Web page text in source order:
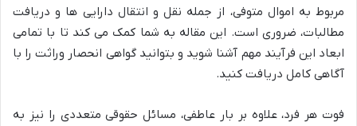
مربوط به اموال متوفی، از جمله نقل و انتقال دارایی ها و دریافت
مطالبات، ضروری است. این مقاله به شما کمک می کند تا با تمامی
ابعاد این فرآیند مهم آشنا شوید و بتوانید گواهی انحصار وراثت را با
آگاهی کامل دریافت کنید.
فوت هر فرد، علاوه بر بار عاطفی، مسائل حقوقی متعددی را نیز به